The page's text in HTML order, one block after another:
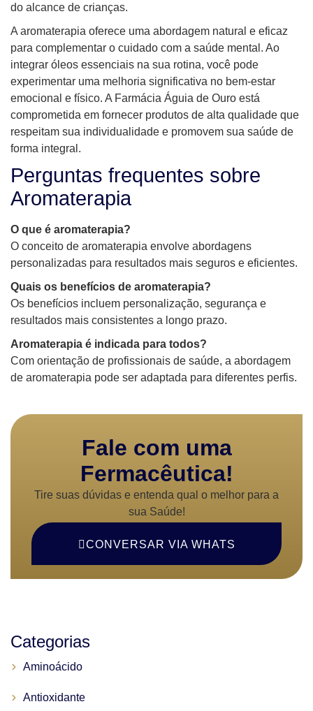
do alcance de crianças.
A aromaterapia oferece uma abordagem natural e eficaz
para complementar o cuidado com a saúde mental. Ao
integrar óleos essenciais na sua rotina, você pode
experimentar uma melhoria significativa no bem-estar
emocional e físico. A Farmácia Águia de Ouro está
comprometida em fornecer produtos de alta qualidade que
respeitam sua individualidade e promovem sua saúde de
forma integral.
Perguntas frequentes sobre
Aromaterapia
O que é aromaterapia?
O conceito de aromaterapia envolve abordagens
personalizadas para resultados mais seguros e eficientes.
Quais os benefícios de aromaterapia?
Os benefícios incluem personalização, segurança e
resultados mais consistentes a longo prazo.
Aromaterapia é indicada para todos?
Com orientação de profissionais de saúde, a abordagem
de aromaterapia pode ser adaptada para diferentes perfis.
Fale com uma
Fermacêutica!
Tire suas dúvidas e entenda qual o melhor para a
sua Saúde!
CONVERSAR VIA WHATS
Categorias
Aminoácido
Antioxidante